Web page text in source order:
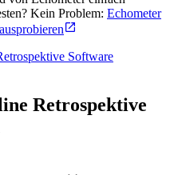
Kein Problem: Echometer
Software
Retrospektive